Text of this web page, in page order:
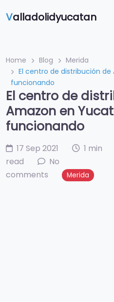
Valladolidyucatan
Home Blog
Merida
El centro de distribución
funcionando
El centro de
Amazon en
funcionando
17 Sep 2021
1 min
read
No
comments
Merida